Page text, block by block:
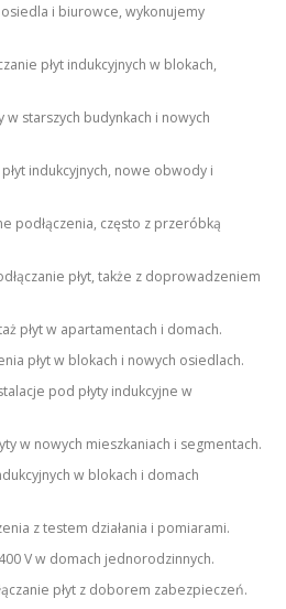
i biurowce, wykonujemy
płyt indukcyjnych w blokach,
w starszych budynkach i nowych
indukcyjnych, nowe obwody i
podłączenia, często z przeróbką
płyt, także z doprowadzeniem
płyt w apartamentach i domach.
płyt w blokach i nowych osiedlach.
pod płyty indukcyjne w
w nowych mieszkaniach i segmentach.
w blokach i domach
z testem działania i pomiarami.
V w domach jednorodzinnych.
płyt z doborem zabezpieczeń.